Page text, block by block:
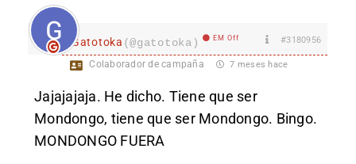
Gatotoka (@gatotoka) EM Off #3180956
Colaborador de campaña 7 meses hace
Jajajajaja. He dicho. Tiene que ser
Mondongo, tiene que ser Mondongo. Bingo.
MONDONGO FUERA